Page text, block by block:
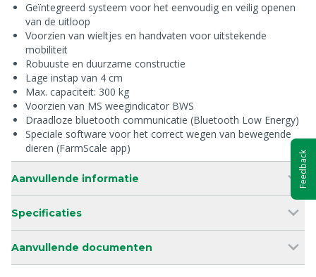
Geïntegreerd systeem voor het eenvoudig en veilig openen
van de uitloop
Voorzien van wieltjes en handvaten voor uitstekende
mobiliteit
Robuuste en duurzame constructie
Lage instap van 4 cm
Max. capaciteit: 300 kg
Voorzien van MS weegindicator BWS
Draadloze bluetooth communicatie (Bluetooth Low Energy)
Speciale software voor het correct wegen van bewegende
dieren (FarmScale app)
Aanvullende informatie
Specificaties
Aanvullende documenten
Feedback